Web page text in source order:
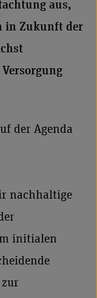
aus,
in Zukunft der
der Agenda
nachhaltige
initialen